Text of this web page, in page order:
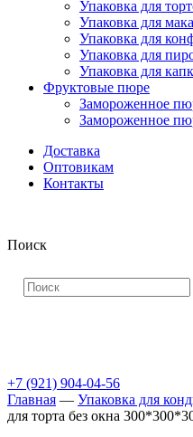
Упаковка для
Упаковка для
Упаковка для
Упаковка для
Упаковка для
Фруктовые пюре
Замороженное
Замороженное
Доставка
Оптовикам
Контакты
Поиск
+7 (921) 904-04-56
Главная — Упаковка для
для торта без окна